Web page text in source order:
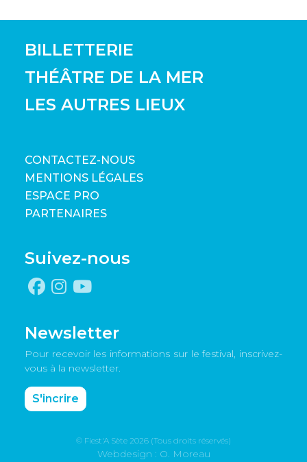
BILLETTERIE
THÉÂTRE DE LA MER
LES AUTRES LIEUX
CONTACTEZ-NOUS
MENTIONS LÉGALES
ESPACE PRO
PARTENAIRES
Suivez-nous
Newsletter
Pour recevoir les informations sur le festival, inscrivez-
vous à la newsletter.
S'incrire
© Fiest'A Sète 2026 (Tous droits réservés)
Webdesign : O. Moreau